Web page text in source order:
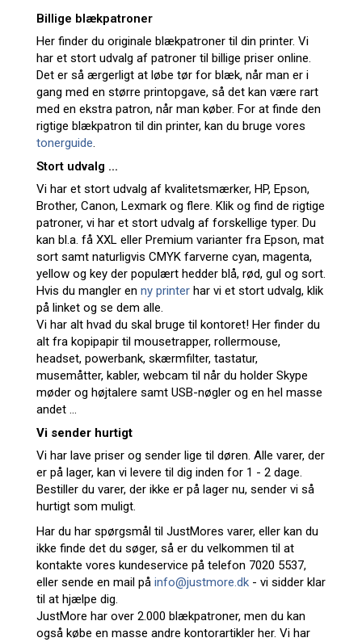
Billige blækpatroner
Her finder du originale blækpatroner til din printer. Vi
har et stort udvalg af patroner til billige priser online.
Det er så ærgerligt at løbe tør for blæk, når man er i
gang med en større printopgave, så det kan være rart
med en ekstra patron, når man køber. For at finde den
rigtige blækpatron til din printer, kan du bruge vores
tonerguide.
Stort udvalg ...
Vi har et stort udvalg af kvalitetsmærker, HP, Epson,
Brother, Canon, Lexmark og flere. Klik og find de rigtige
patroner, vi har et stort udvalg af forskellige typer. Du
kan bl.a. få XXL eller Premium varianter fra Epson, mat
sort samt naturligvis CMYK farverne cyan, magenta,
yellow og key der populært hedder blå, rød, gul og sort.
Hvis du mangler en ny printer har vi et stort udvalg, klik
på linket og se dem alle.
Vi har alt hvad du skal bruge til kontoret! Her finder du
alt fra kopipapir til mousetrapper, rollermouse,
headset, powerbank, skærmfilter, tastatur,
musemåtter, kabler, webcam til når du holder Skype
møder og højtalere samt USB-nøgler og en hel masse
andet ...
Vi sender hurtigt
Vi har lave priser og sender lige til døren. Alle varer, der
er på lager, kan vi levere til dig inden for 1 - 2 dage.
Bestiller du varer, der ikke er på lager nu, sender vi så
hurtigt som muligt.
Har du har spørgsmål til JustMores varer, eller kan du
ikke finde det du søger, så er du velkommen til at
kontakte vores kundeservice på telefon 7020 5537,
eller sende en mail på info@justmore.dk - vi sidder klar
til at hjælpe dig.
JustMore har over 2.000 blækpatroner, men du kan
også købe en masse andre kontorartikler her. Vi har